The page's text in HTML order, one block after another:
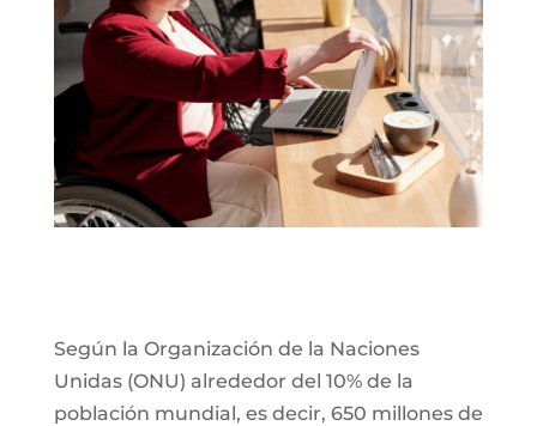
Según la Organización de la Naciones
Unidas (ONU) alrededor del 10% de la
población mundial, es decir, 650 millones de